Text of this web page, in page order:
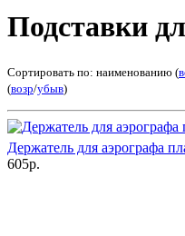
Подставки
Сортировать по: наименованию (
(возр/убыв)
Держатель для аэрографа
605р.